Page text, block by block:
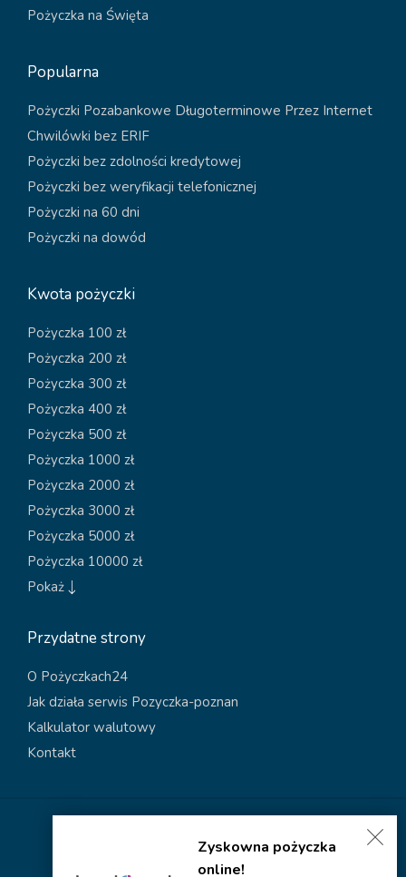
Zyskowna pożyczka
online!
Pożyczka na Święta
Popularna
Pożyczki Pozabankowe Długoterminowe Przez Internet
Chwilówki bez ERIF
Pożyczki bez zdolności kredytowej
Pożyczki bez weryfikacji telefonicznej
Pożyczki na 60 dni
Pożyczki na dowód
Kwota pożyczki
Pożyczka 100 zł
Pożyczka 200 zł
Pożyczka 300 zł
Pożyczka 400 zł
Pożyczka 500 zł
Pożyczka 1000 zł
Pożyczka 2000 zł
Pożyczka 3000 zł
Pożyczka 5000 zł
Pożyczka 10000 zł
Pokaż
Przydatne strony
O Pożyczkach24
Jak działa serwis Pozyczka-poznan
Kalkulator walutowy
Kontakt
Polityka prywatności